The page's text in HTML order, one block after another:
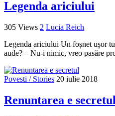
Legenda ariciului
305 Views 2 Lucia Reich
Legenda ariciului Un foșnet ușor
aude? – Nu-i nimic, vreo pasăre
Povesti / Stories 20 iulie 2018
Renuntarea e secretul